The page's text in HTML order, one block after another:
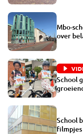
Mbo-
over
School
School